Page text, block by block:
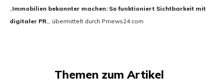
Immobilien bekannter machen: So funktioniert Sichtbarkeit mit
digitaler PR „, übermittelt durch Prnews24.com
Themen zum Artikel